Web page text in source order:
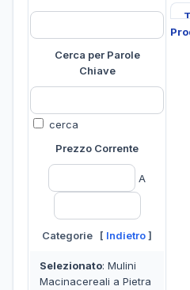
Cerca per Parole
Chiave
cerca
Prezzo Corrente
A
Categorie [ Indietro]
Selezionato: Mulini
Macinacereali a Pietra